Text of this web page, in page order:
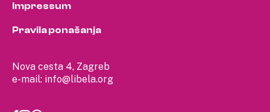
Nova cesta 4, Zagreb
e-mail: info@libela.org
Impressum
Pravila ponašanja